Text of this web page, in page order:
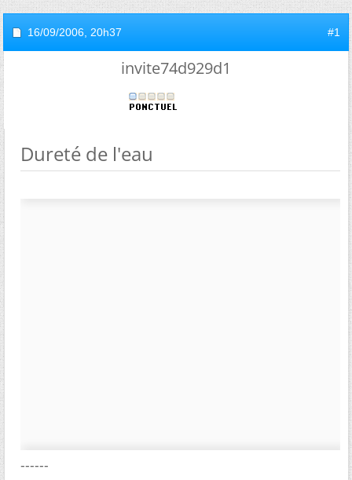
16/09/2006, 20h37 #1
invite74d929d1
Dureté de l'eau
------